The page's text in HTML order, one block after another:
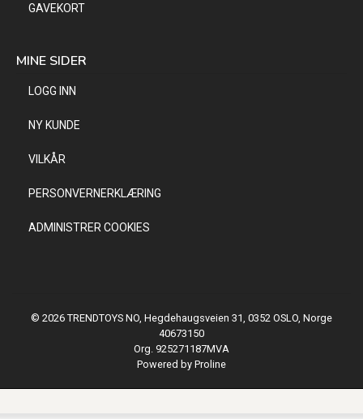
GAVEKORT
MINE SIDER
LOGG INN
NY KUNDE
VILKÅR
PERSONVERNERKLÆRING
ADMINISTRER COOKIES
© 2026 TRENDTOYS NO, Hegdehaugsveien 31, 0352 OSLO, Norge
40673150
Org. 925271187MVA
Powered by Proline